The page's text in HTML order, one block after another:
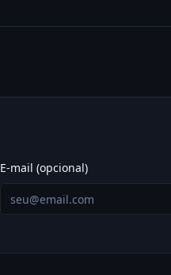
E-mail (opcional)